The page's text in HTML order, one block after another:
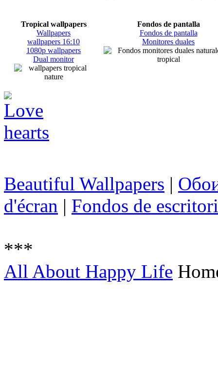
Tropical wallpapers
Wallpapers
wallpapers 16:10
1080p wallpapers
Dual monitor
Fondos de pantalla
Fondos de pantalla
Monitores duales
Beautiful Wallpapers |
d'écran | Fondos de
***
All About Happy Life